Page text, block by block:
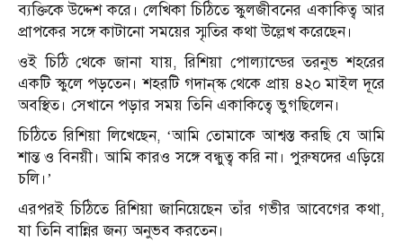
ব্যক্তিকে উদ্দেশ করে। লেখিকা চিঠিতে স্কুলজীবনের একাকিত্ব আর
প্রাপকের সঙ্গে কাটানো সময়ের স্মৃতির কথা উল্লেখ করেছেন।
ওই চিঠি থেকে জানা যায়, রিশিয়া পোল্যান্ডের তরনুভ শহরের
একটি স্কুলে পড়তেন। শহরটি গদান্‌স্ক থেকে প্রায় ৪২০ মাইল দূরে
অবস্থিত। সেখানে পড়ার সময় তিনি একাকিত্বে ভুগছিলেন।
চিঠিতে রিশিয়া লিখেছেন, ‘আমি তোমাকে আশ্বস্ত করছি যে আমি
শান্ত ও বিনয়ী। আমি কারও সঙ্গে বন্ধুত্ব করি না। পুরুষদের এড়িয়ে
চলি।’
এরপরই চিঠিতে রিশিয়া জানিয়েছেন তাঁর গভীর আবেগের কথা,
যা তিনি বান্নির জন্য অনুভব করতেন।